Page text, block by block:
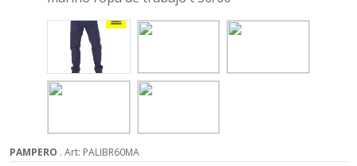
PAMPERO . Art: PALIBR60MA